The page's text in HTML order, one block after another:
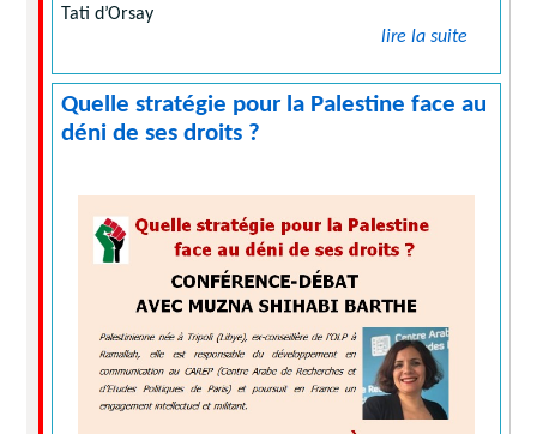
Tati d’Orsay
lire la suite
Quelle stratégie pour la Palestine face au
déni de ses droits ?